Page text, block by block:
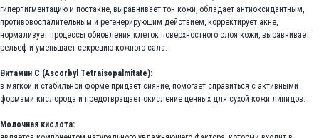
гиперпигментацию и постакне, выравнивает тон кожи, обладает антиоксидантным,
противовоспалительным и регенерирующим действием, корректирует акне,
нормализует процессы обновления клеток поверхностного слоя кожи, выравнивает
рельеф и уменьшает секрецию кожного сала.
Витамин С (Ascorbyl Tetraisopalmitate):
в мягкой и стабильной форме придает сияние, помогает справиться с активными
формами кислорода и предотвращает окисление ценных для сухой кожи липидов.
Молочная кислота: